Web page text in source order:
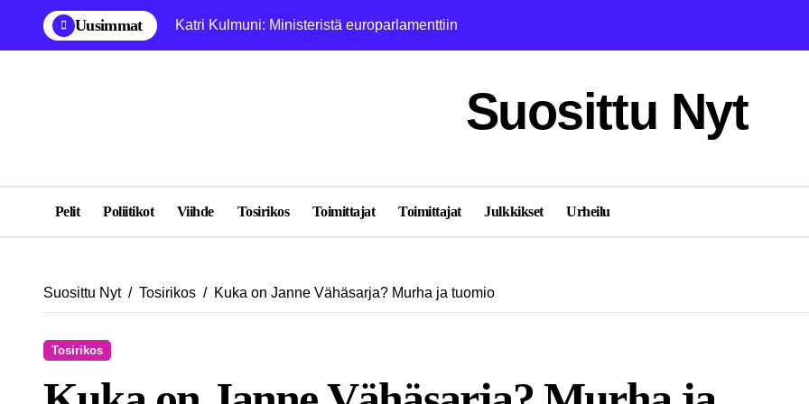
content
Uusimmat Katri Kulmuni: Ministeristä europarlamenttiin
Suosittu Nyt
Pelit Poliitikot Viihde Tosirikos Toimittajat Toimittajat Julkkikset Urheilu
Suosittu Nyt Tosirikos Kuka on Janne Vähäsarja? Murha ja tuomio
Tosirikos